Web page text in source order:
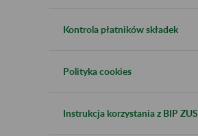
Kontrola płatników składek
Polityka cookies
Instrukcja korzystania z BIP ZUS